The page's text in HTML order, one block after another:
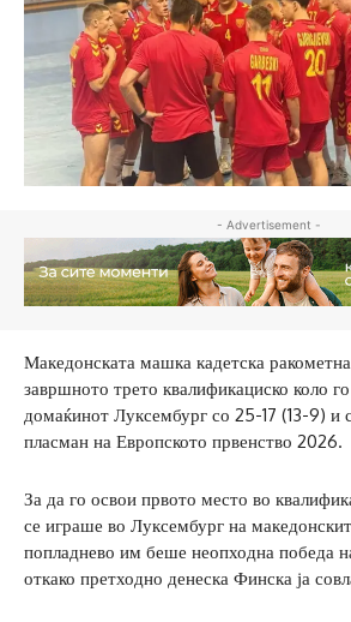
- Advertisement -
Македонската машка кадетска
завршното трето квалификациско коло
домаќинот Луксембург со 25-17 (13-9) и
пласман на Европското првенство 2026.
За да го освои првото место во
се играше во Луксембург на
попладнево им беше неопходна победа
откако претходно денеска Финска ја